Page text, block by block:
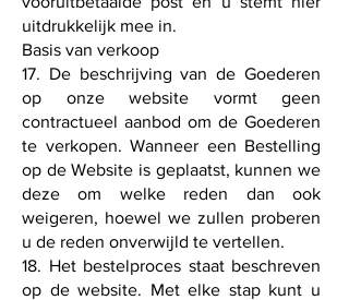
uitdrukkelijk mee in.
Basis van verkoop
17. De beschrijving van de Goederen
op onze website vormt geen
contractueel aanbod om de Goederen
te verkopen. Wanneer een Bestelling
op de Website is geplaatst, kunnen we
deze om welke reden dan ook
weigeren, hoewel we zullen proberen
u de reden onverwijld te vertellen.
18. Het bestelproces staat beschreven
op de website. Met elke stap kunt u